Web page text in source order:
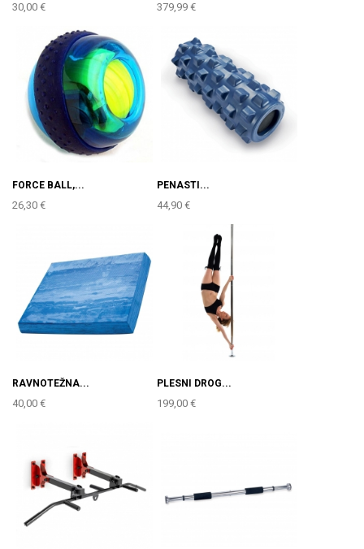
30,00 € 379,99 €
FORCE BALL,...
26,30 €
PENASTI...
44,90 €
RAVNOTEŽNA...
40,00 €
PLESNI DROG...
199,00 €